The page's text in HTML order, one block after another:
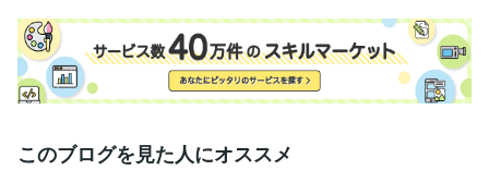
このブログを見た人にオススメ